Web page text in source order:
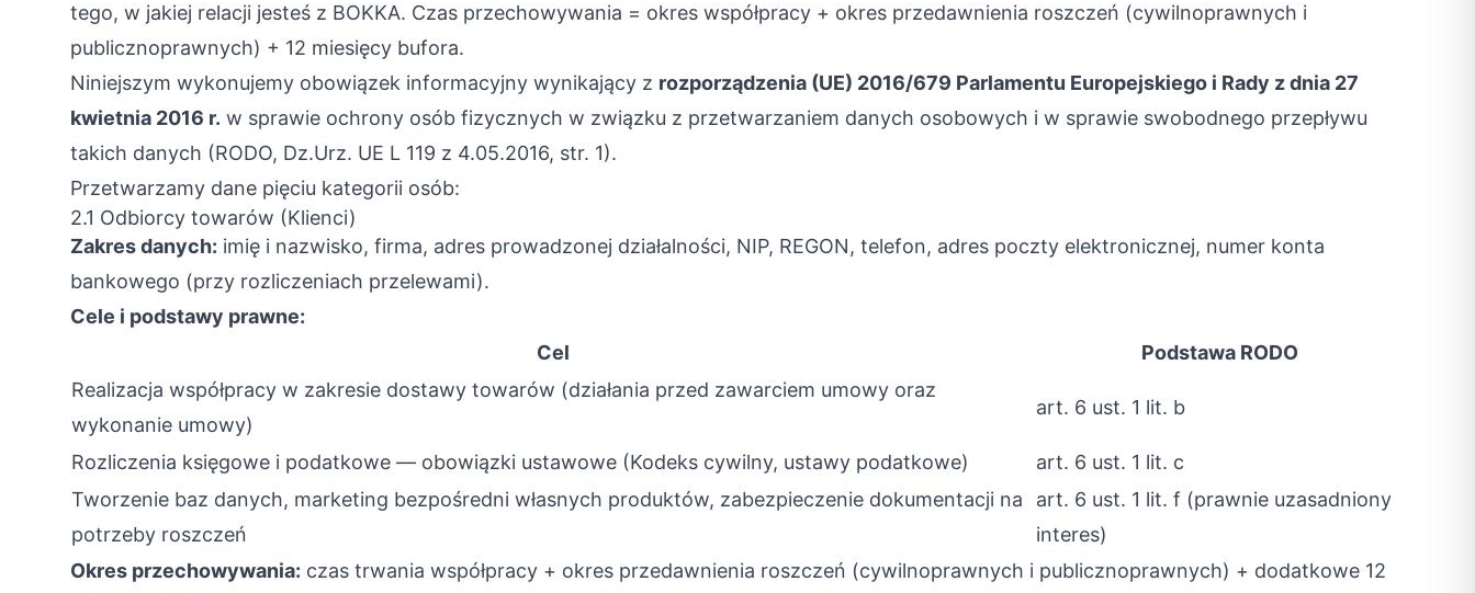
tego, w jakiej relacji jesteś z BOKKA. Czas przechowywania = okres współpracy + okres przedawnienia roszczeń (cywilnoprawnych i
publicznoprawnych) + 12 miesięcy bufora.
Niniejszym wykonujemy obowiązek informacyjny wynikający z rozporządzenia (UE) 2016/679 Parlamentu Europejskiego i Rady z dnia 27
kwietnia 2016 r. w sprawie ochrony osób fizycznych w związku z przetwarzaniem danych osobowych i w sprawie swobodnego przepływu
takich danych (RODO, Dz.Urz. UE L 119 z 4.05.2016, str. 1).
Przetwarzamy dane pięciu kategorii osób:
2.1 Odbiorcy towarów (Klienci)
Zakres danych: imię i nazwisko, firma, adres prowadzonej działalności, NIP, REGON, telefon, adres poczty elektronicznej, numer konta
bankowego (przy rozliczeniach przelewami).
Cele i podstawy prawne:
Cel
Podstawa RODO
Realizacja współpracy w zakresie dostawy towarów (działania przed zawarciem umowy oraz
wykonanie umowy)
art. 6 ust. 1 lit. b
Rozliczenia księgowe i podatkowe — obowiązki ustawowe (Kodeks cywilny, ustawy podatkowe)
art. 6 ust. 1 lit. c
Tworzenie baz danych, marketing bezpośredni własnych produktów, zabezpieczenie dokumentacji na
potrzeby roszczeń
art. 6 ust. 1 lit. f (prawnie uzasadniony
interes)
Okres przechowywania: czas trwania współpracy + okres przedawnienia roszczeń (cywilnoprawnych i publicznoprawnych) + dodatkowe 12